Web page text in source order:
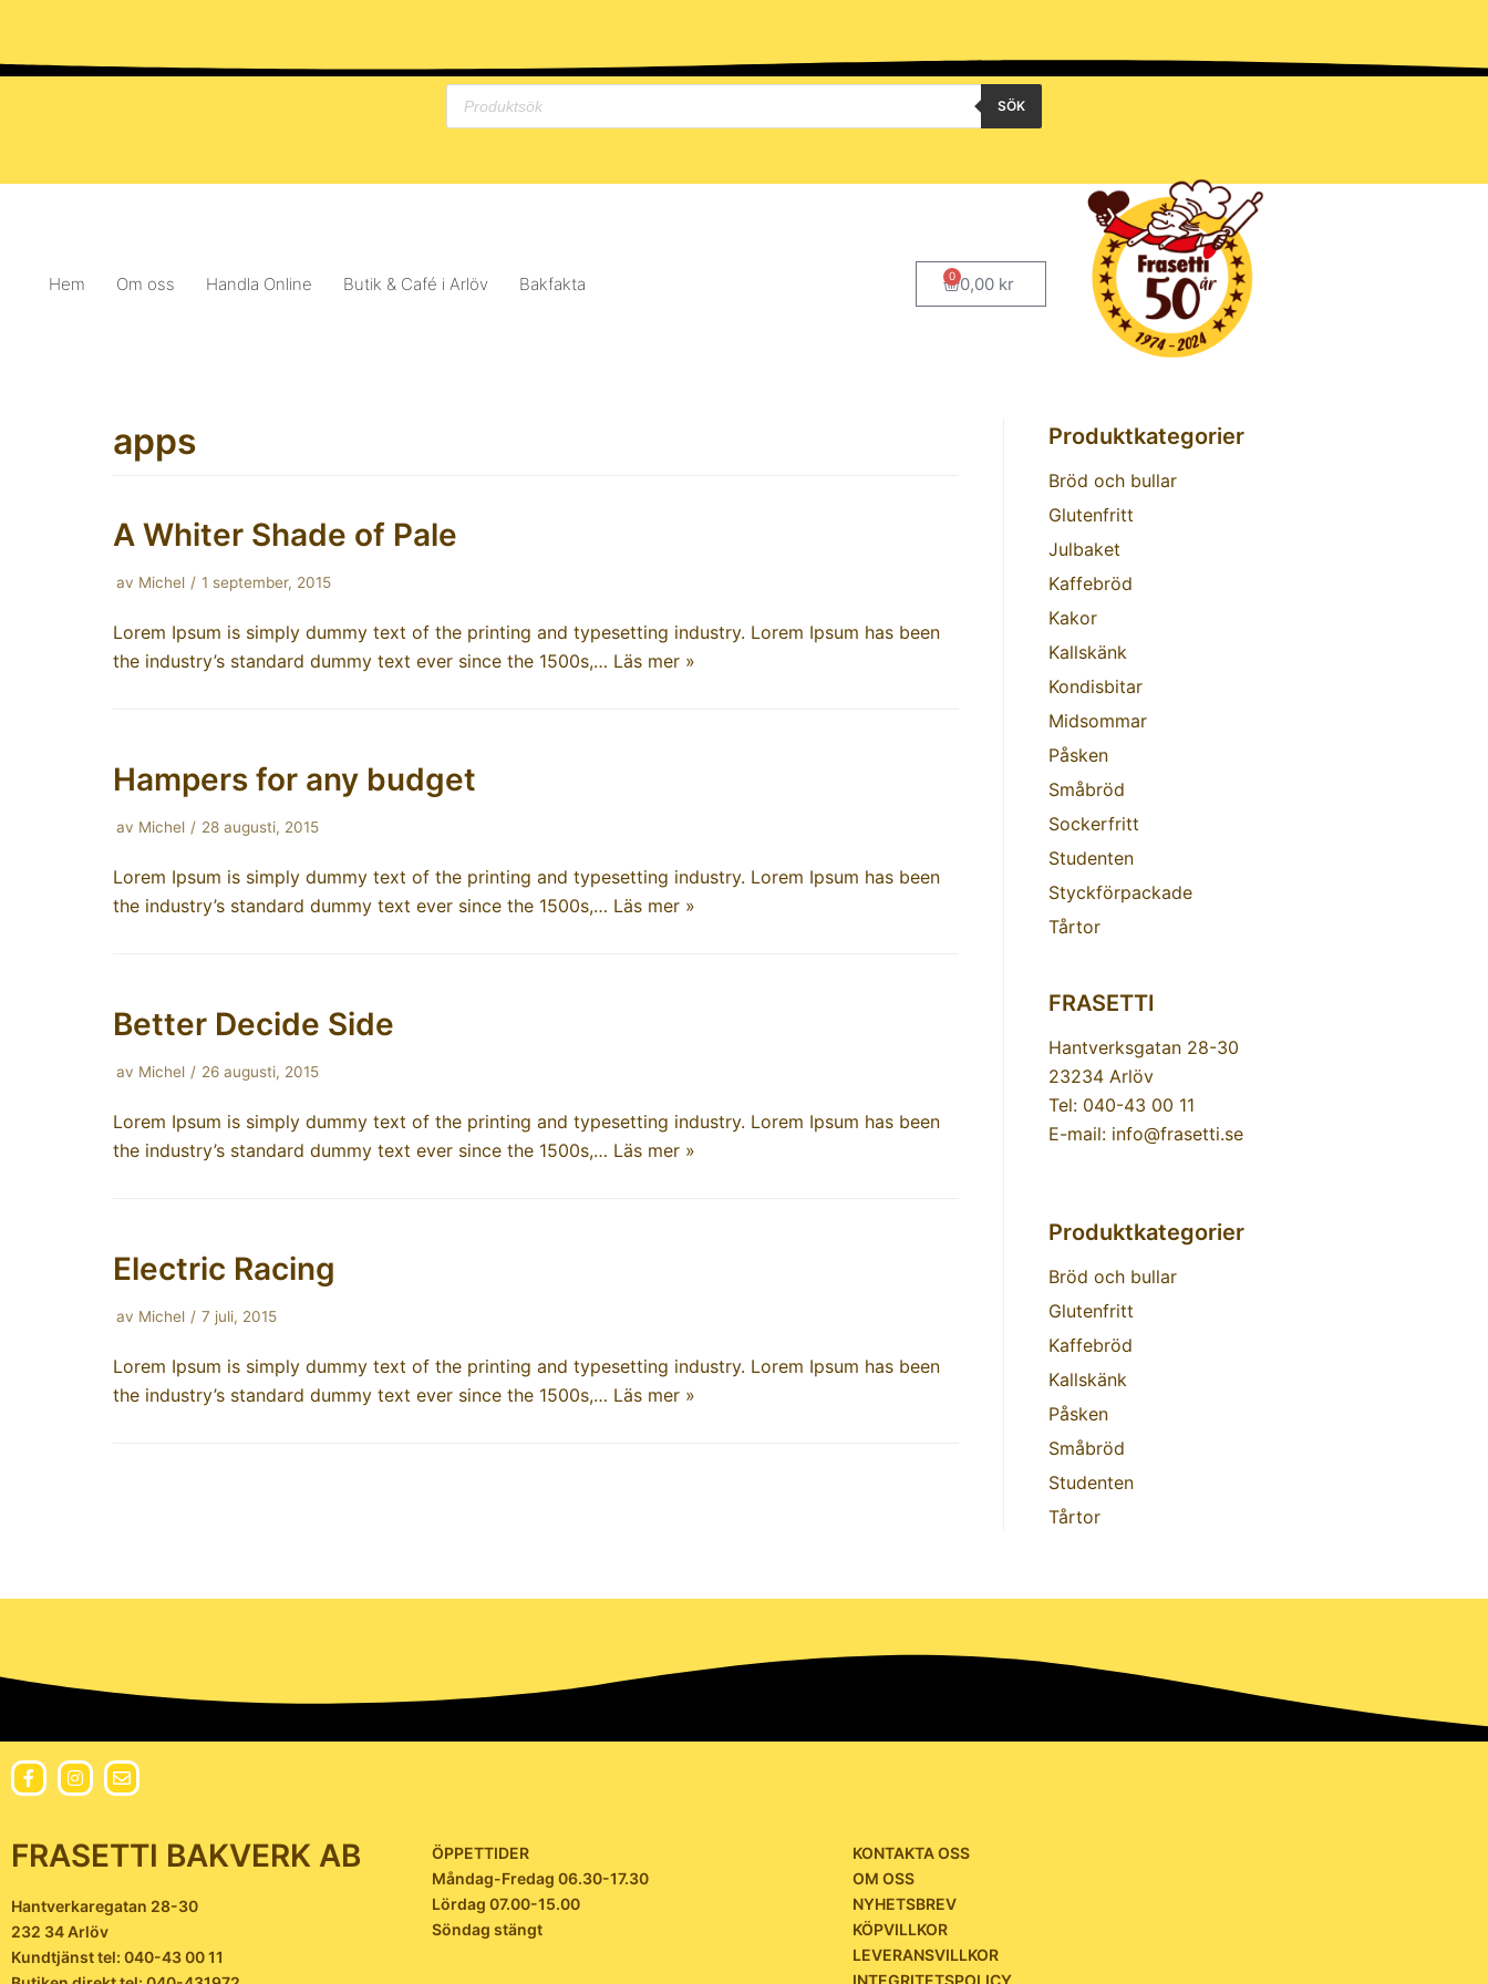
Hoppa
SÖK
Hem Om oss Handla Online Butik & Café i Arlöv Bakfakta 0,00 kr
0
apps
A Whiter Shade of Pale
av Michel 1 september, 2015
Lorem Ipsum is simply dummy text of the printing and typesetting industry. Lorem Ipsum has been
the industry’s standard dummy text ever since the 1500s,… Läs mer »
Hampers for any budget
av Michel 28 augusti, 2015
Lorem Ipsum is simply dummy text of the printing and typesetting industry. Lorem Ipsum has been
the industry’s standard dummy text ever since the 1500s,… Läs mer »
Better Decide Side
av Michel 26 augusti, 2015
Lorem Ipsum is simply dummy text of the printing and typesetting industry. Lorem Ipsum has been
the industry’s standard dummy text ever since the 1500s,… Läs mer »
Electric Racing
av Michel 7 juli, 2015
Lorem Ipsum is simply dummy text of the printing and typesetting industry. Lorem Ipsum has been
the industry’s standard dummy text ever since the 1500s,… Läs mer »
Produktkategorier
Bröd och bullar
Glutenfritt
Julbaket
Kaffebröd
Kakor
Kallskänk
Kondisbitar
Midsommar
Påsken
Småbröd
Sockerfritt
Studenten
Styckförpackade
Tårtor
FRASETTI
Hantverksgatan 28-30
23234 Arlöv
Tel: 040-43 00 11
E-mail: info@frasetti.se
Produktkategorier
Bröd och bullar
Glutenfritt
Kaffebröd
Kallskänk
Påsken
Småbröd
Studenten
Tårtor
FRASETTI BAKVERK AB
Hantverkaregatan 28-30
232 34 Arlöv
Kundtjänst tel: 040-43 00 11
ÖPPETTIDER
Måndag-Fredag 06.30-17.30
Lördag 07.00-15.00
Söndag stängt
KONTAKTA OSS
OM OSS
NYHETSBREV
KÖPVILLKOR
LEVERANSVILLKOR
INTEGRITETSPOLICY